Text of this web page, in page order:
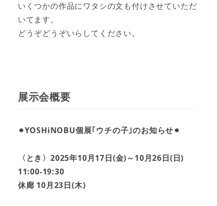
いくつかの作品にワタシの文も付けさせていただ
いてます。
どうぞどうぞいらしてください。
展示会概要
⚫︎YOSHiNOBU個展｢ウチの子｣のお知らせ⚫︎
〈とき〉2025年10月17日(金)～10月26日(日)
11:00-19:30
休廊 10月23日(木)